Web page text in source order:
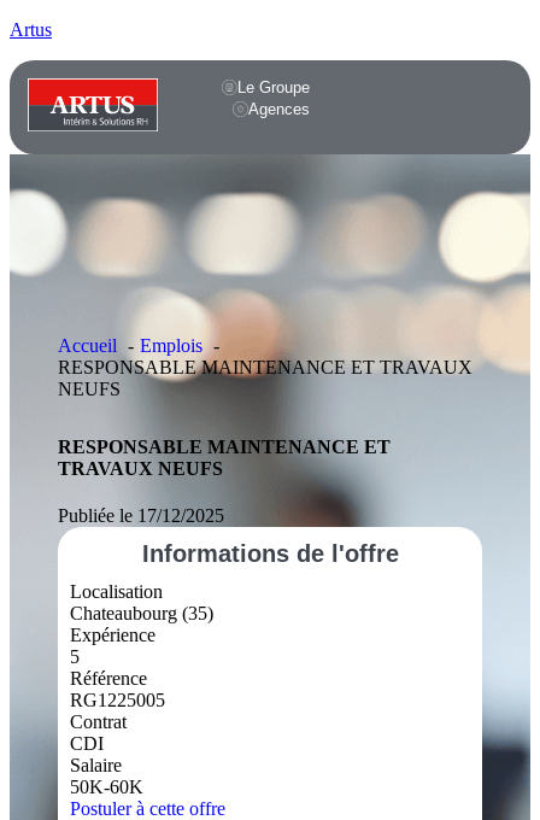
Artus
Le Groupe
Agences
Accueil
Emplois
RESPONSABLE MAINTENANCE ET TRAVAUX
NEUFS
RESPONSABLE MAINTENANCE ET
TRAVAUX NEUFS
Publiée le 17/12/2025
Informations de l'offre
Localisation
Chateaubourg (35)
Expérience
5
Référence
RG1225005
Contrat
CDI
Salaire
50K-60K
Postuler à cette offre